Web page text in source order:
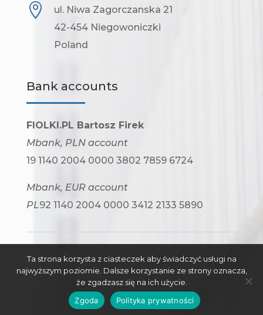

ul. Niwa Zagorczanska 21
42-454 Niegowoniczki
Poland
Bank accounts
FIOLKI.PL Bartosz Firek
Mbank, PLN account
19 1140 2004 0000 3802 7859 6724
Mbank, EUR account
PL92 1140 2004 0000 3412 2133 5890
Code by ©Inter Web2020
Ta strona korzysta z ciasteczek aby świadczyć usługi na
najwyższym poziomie. Dalsze korzystanie ze strony oznacza,
że zgadzasz się na ich użycie.
Zgoda
Polityka prywatności